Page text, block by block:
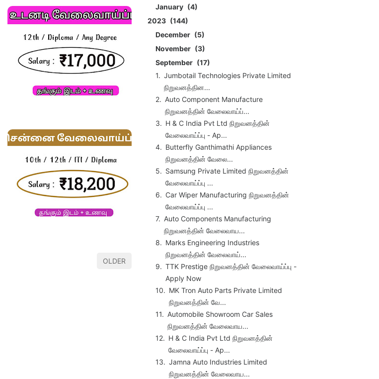
OLDER
January
4
2023
144
December
5
November
3
September
17
Jumbotail Technologies Private Limited
நிறுவனத்தின...
Auto Component Manufacture
நிறுவனத்தின் வேலைவாய்ப்...
H & C India Pvt Ltd நிறுவனத்தின்
வேலைவாய்ப்பு - Ap...
Butterfly Ganthimathi Appliances
நிறுவனத்தின் வேலை...
Samsung Private Limited நிறுவனத்தின்
வேலைவாய்ப்பு ...
Car Wiper Manufacturing நிறுவனத்தின்
வேலைவாய்ப்பு ...
Auto Components Manufacturing
நிறுவனத்தின் வேலைவாய...
Marks Engineering Industries
நிறுவனத்தின் வேலைவாய்...
TTK Prestige நிறுவனத்தின் வேலைவாய்ப்பு -
Apply Now
MK Tron Auto Parts Private Limited
நிறுவனத்தின் வே...
Automobile Showroom Car Sales
நிறுவனத்தின் வேலைவாய...
H & C India Pvt Ltd நிறுவனத்தின்
வேலைவாய்ப்பு - Ap...
Jamna Auto Industries Limited
நிறுவனத்தின் வேலைவாய...